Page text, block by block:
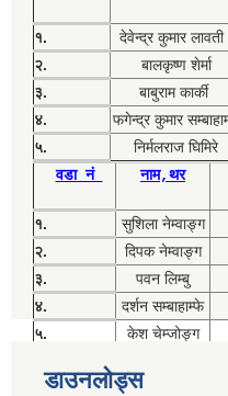
१. देवेन्द्र कुमार लावती
२.
बालकृष्ण शेर्मा
३.
बाबुराम कार्की
४.
फगेन्द्र कुमार
५.
निर्मलराज घिमिरे
वडा नं नाम,थर
१. सुशिला नेम्वाङ्ग
२.
दिपक नेम्वाङ्ग
३.
पवन लिम्बु
४.
दर्शन सम्बाहाम्फे
५.
केश चेम्जोङ्ग
डाउनलोड्स